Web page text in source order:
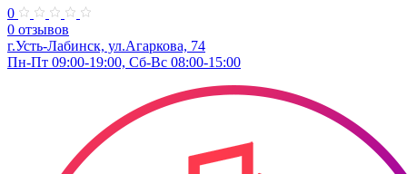
0
0 отзывов
г.Усть-Лабинск, ул.Агаркова, 74
Пн-Пт 09:00-19:00, Сб-Вс 08:00-15:00